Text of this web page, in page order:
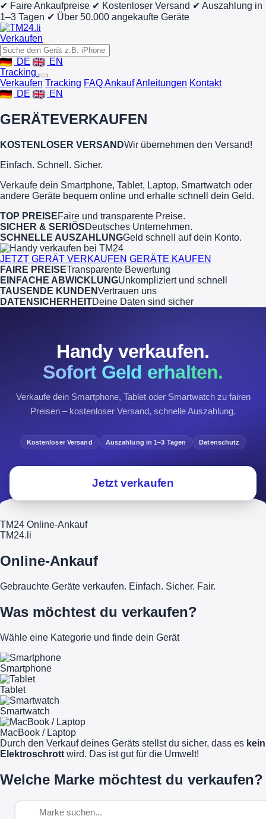
✔ Faire Ankaufpreise ✔ Kostenloser Versand ✔ Auszahlung in
1–3 Tagen ✔ Über 50.000 angekaufte Geräte
Verkaufen
DE
EN
Tracking
Verkaufen Tracking FAQ AnkaufAnleitungen Kontakt
DE
EN
GERÄTEVERKAUFEN
KOSTENLOSER VERSANDWir übernehmen den Versand!
Einfach. Schnell. Sicher.
Verkaufe dein Smartphone, Tablet, Laptop, Smartwatch oder
andere Geräte bequem online und erhalte schnell dein Geld.
TOP PREISEFaire und transparente Preise.
SICHER & SERIÖSDeutsches Unternehmen.
SCHNELLE AUSZAHLUNGGeld schnell auf dein Konto.
JETZT GERÄT VERKAUFEN GERÄTE KAUFEN
FAIRE PREISETransparente Bewertung
EINFACHE ABWICKLUNGUnkompliziert und schnell
TAUSENDE KUNDENVertrauen uns
DATENSICHERHEITDeine Daten sind sicher
Handy verkaufen.
Sofort Geld erhalten.
Verkaufe dein Smartphone, Tablet oder Smartwatch zu fairen
Preisen – kostenloser Versand, schnelle Auszahlung.
Kostenloser Versand Auszahlung in 1–3 Tagen Datenschutz
Jetzt verkaufen
TM24 Online-Ankauf
TM24.li
Online-Ankauf
Gebrauchte Geräte verkaufen. Einfach. Sicher. Fair.
Was möchtest du verkaufen?
Wähle eine Kategorie und finde dein Gerät
Smartphone
Tablet
Smartwatch
MacBook / Laptop
Durch den Verkauf deines Geräts stellst du sicher, dass es kein
Elektroschrott wird. Das ist gut für die Umwelt!
Welche Marke möchtest du verkaufen?